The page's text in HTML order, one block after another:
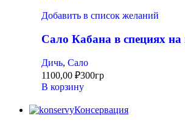
Добавить в список желаний
Сало Кабана в специях на
Дичь, Сало
1100,00 ₽300гр
В корзину
Консервация